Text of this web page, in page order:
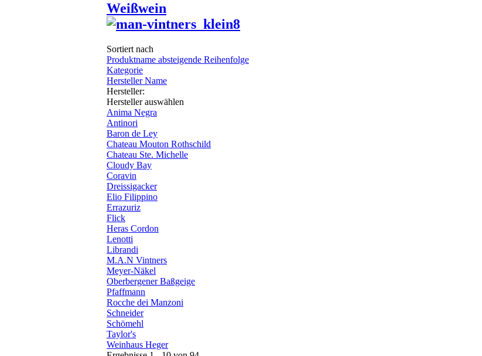
Weißwein
Sortiert nach
Produktname absteigende Reihenfolge
Kategorie
Hersteller Name
Hersteller:
Hersteller auswählen
Anima Negra
Antinori
Baron de Ley
Chateau Mouton Rothschild
Chateau Ste. Michelle
Cloudy Bay
Coravin
Dreissigacker
Elio Filippino
Errazuriz
Flick
Heras Cordon
Lenotti
Librandi
M.A.N Vintners
Meyer-Näkel
Oberbergener Baßgeige
Pfaffmann
Rocche dei Manzoni
Schneider
Schömehl
Taylor's
Weinhaus Heger